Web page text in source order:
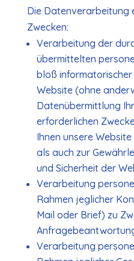
Die Datenverarbeitung
Zwecken:
Verarbeitung der
übermittelten
bloß
Website (ohne
Datenübermittlung
erforderlichen
Ihnen unsere
als auch zur
und Sicherheit der
Verarbeitung
Rahmen jeglicher
Mail oder Brief) zu
Verarbeitung